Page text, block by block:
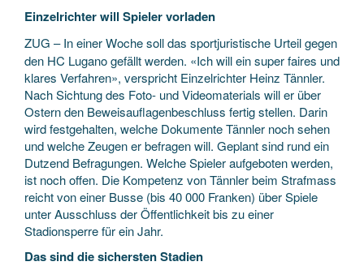
Einzelrichter will Spieler vorladen
ZUG – In einer Woche soll das sportjuristische Urteil gegen
den HC Lugano gefällt werden. «Ich will ein super faires und
klares Verfahren», verspricht Einzelrichter Heinz Tännler.
Nach Sichtung des Foto- und Videomaterials will er über
Ostern den Beweisauflagenbeschluss fertig stellen. Darin
wird festgehalten, welche Dokumente Tännler noch sehen
und welche Zeugen er befragen will. Geplant sind rund ein
Dutzend Befragungen. Welche Spieler aufgeboten werden,
ist noch offen. Die Kompetenz von Tännler beim Strafmass
reicht von einer Busse (bis 40 000 Franken) über Spiele
unter Ausschluss der Öffentlichkeit bis zu einer
Stadionsperre für ein Jahr.
Das sind die sichersten Stadien